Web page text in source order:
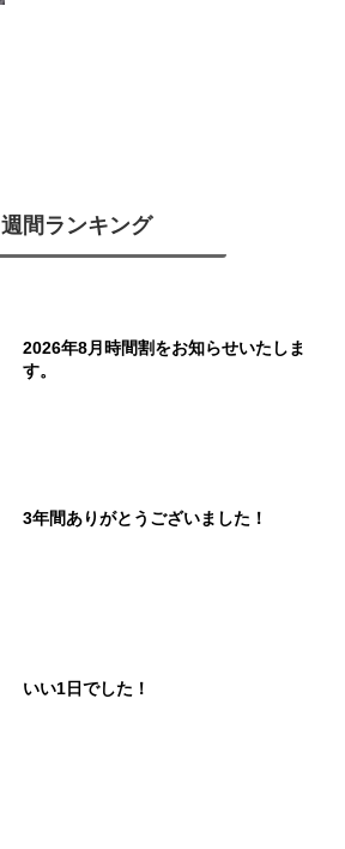
週間ランキング
2026年8月時間割をお知らせいたしま
す。
3年間ありがとうございました！
いい1日でした！